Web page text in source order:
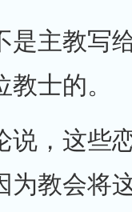
是主教写
士的。
说，这些
为教会将